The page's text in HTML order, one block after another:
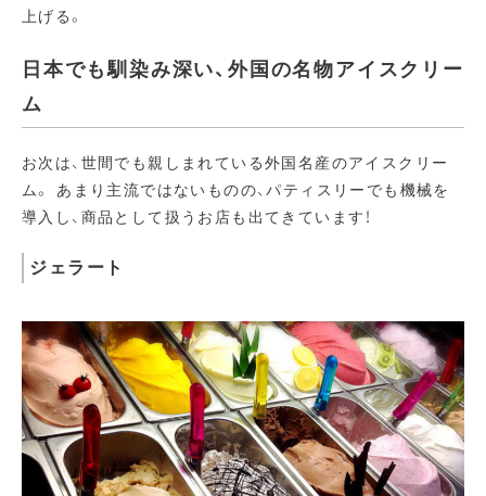
上げる。
日本でも馴染み深い、外国の名物アイスクリー
ム
お次は、世間でも親しまれている外国名産のアイスクリー
ム。 あまり主流ではないものの、パティスリーでも機械を
導入し、商品として扱うお店も出てきています！
ジェラート